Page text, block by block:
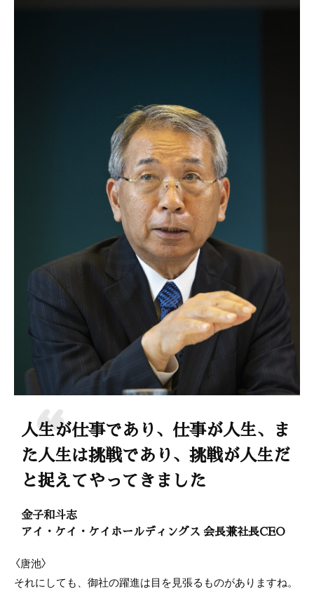
人生が仕事であり、仕事が人生、ま
た人生は挑戦であり、挑戦が人生だ
と捉えてやってきました
金子和斗志
アイ・ケイ・ケイホールディングス 会長兼社長CEO
〈唐池〉
それにしても、御社の躍進は目を見張るものがありますね。